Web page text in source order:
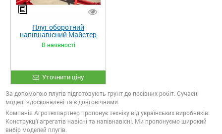
Плуг оборотний
напівнавісний Майстер
А6
В наявності
Уточнити ціну
За допомогою плугів підготовують грунт до посівних робіт. Сучасні
моделі вдосконалені та є довговічними.
Компанія Агротехпартнер пропонує техніку від українських виробників.
Конструкції агрегатів навісні та напівнавісні. Ми пропонуємо широкий
вибір моделей плугів.